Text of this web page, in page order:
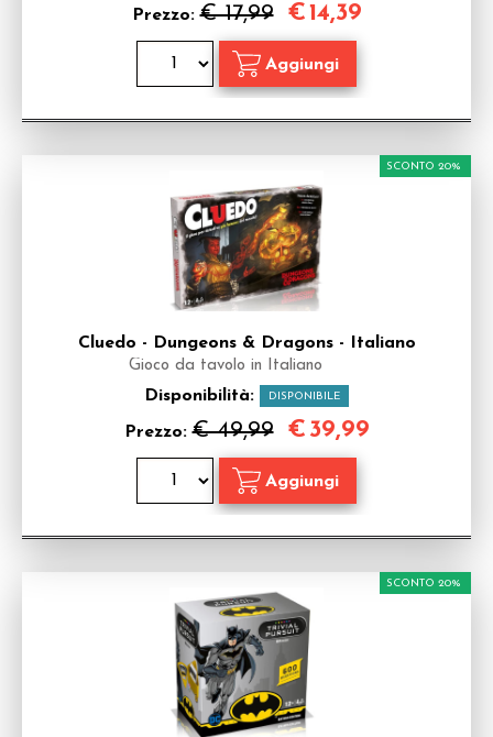
Prezzo:€ 17,99 €14,39
Cluedo - Dungeons & Dragons - Italiano
Gioco da tavolo in Italiano
Disponibilità: DISPONIBILE
Prezzo:€ 49,99
SCONTO 20%
€ 39,99
SCONTO 20%